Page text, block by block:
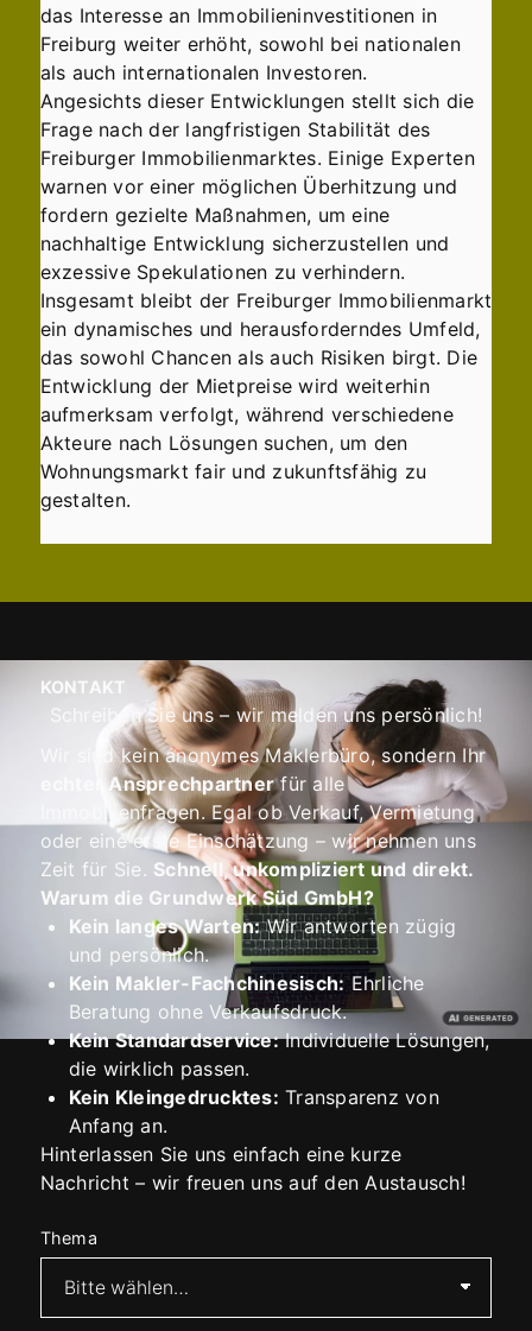
das Interesse an Immobilieninvestitionen in
Freiburg weiter erhöht, sowohl bei nationalen
als auch internationalen Investoren.
Angesichts dieser Entwicklungen stellt sich die
Frage nach der langfristigen Stabilität des
Freiburger Immobilienmarktes. Einige Experten
warnen vor einer möglichen Überhitzung und
fordern gezielte Maßnahmen, um eine
nachhaltige Entwicklung sicherzustellen und
exzessive Spekulationen zu verhindern.
Insgesamt bleibt der Freiburger Immobilienmarkt
ein dynamisches und herausforderndes Umfeld,
das sowohl Chancen als auch Risiken birgt. Die
Entwicklung der Mietpreise wird weiterhin
aufmerksam verfolgt, während verschiedene
Akteure nach Lösungen suchen, um den
Wohnungsmarkt fair und zukunftsfähig zu
gestalten.
KONTAKT
Schreiben Sie uns – wir melden uns persönlich!
Wir sind kein anonymes Maklerbüro, sondern Ihr
echter Ansprechpartnerfür alle
Immobilienfragen. Egal ob Verkauf, Vermietung
oder eine erste Einschätzung – wir nehmen uns
Zeit für Sie. Schnell, unkompliziert und direkt.
Warum die Grundwerk Süd GmbH?
Kein langes Warten:Wir antworten zügig
und persönlich.
Kein Makler-Fachchinesisch: Ehrliche
Beratung ohne Verkaufsdruck.
Kein Standardservice:Individuelle Lösungen,
die wirklich passen.
Kein Kleingedrucktes: Transparenz von
Anfang an.
Hinterlassen Sie uns einfach eine kurze
Nachricht – wir freuen uns auf den Austausch!
Thema